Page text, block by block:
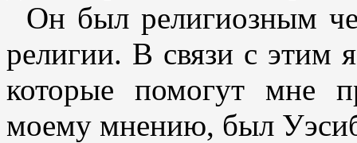
Он был религиозным
религии. В связи с этим
которые помогут мне
моему мнению, был